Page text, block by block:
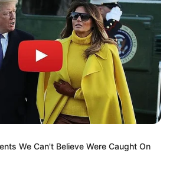
We Can't Believe Were Caught On